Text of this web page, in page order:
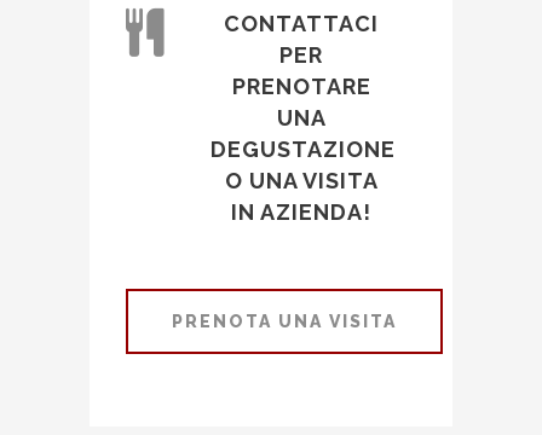
CONTATTACI
PER
PRENOTARE
UNA
DEGUSTAZIONE
O UNA VISITA
IN AZIENDA!
PRENOTA UNA VISITA